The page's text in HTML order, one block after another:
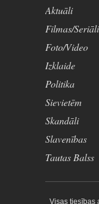
Aktuāli
Filmas/Seriāli
Foto/Video
Izklaide
Politika
Sievietēm
Skandāli
Slavenības
Tautas Balss
Visas tiesības